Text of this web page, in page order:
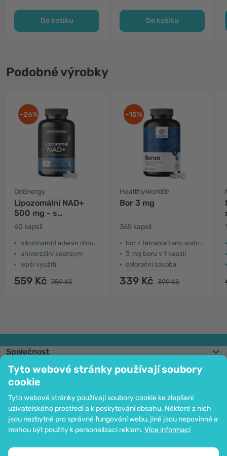
Tyto webové stránky používají soubory
cookie
Tyto webové stránky používají soubory cookie ke zlepšení
uživatelského prostředí a k poskytování obsahu. Některé z nich
jsou nezbytné pro správné fungování webu, jiné jsou nepovinné a
mohou být použity k personalizaci reklam. Více informací
Do košíku Do košíku
Podobné výrobky
-26%
OnEnergy
Lipozomální NAD+
500 mg - s
trimethylglycinem
60 kapslí
nikotinamid adenin dinukleotid
univerzální koenzym
lepší využití
559 Kč 759 Kč
-15%
HealthyWorld®
Bor 3 mg
365 kapslí
bor z tetraboritanu sodného
3 mg boru v 1 kapsli
celoroční zásoba
339 Kč 399 Kč
Společnost
Informace
Připojte se k nám
Pomoc a objednávky
Možnost platby kartou. Ochrana osobních údajů zaručena pomocí šifrování
SSL.
Mapa stránek